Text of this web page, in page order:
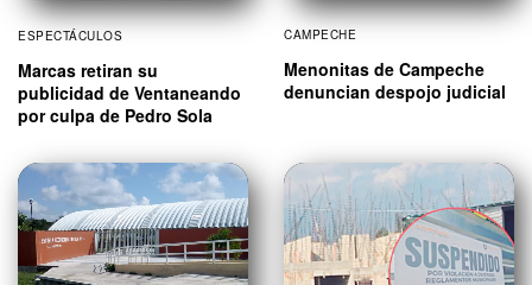
ESPECTÁCULOS
Marcas retiran su
publicidad de Ventaneando
por culpa de Pedro Sola
CAMPECHE
Menonitas de Campeche
denuncian despojo judicial